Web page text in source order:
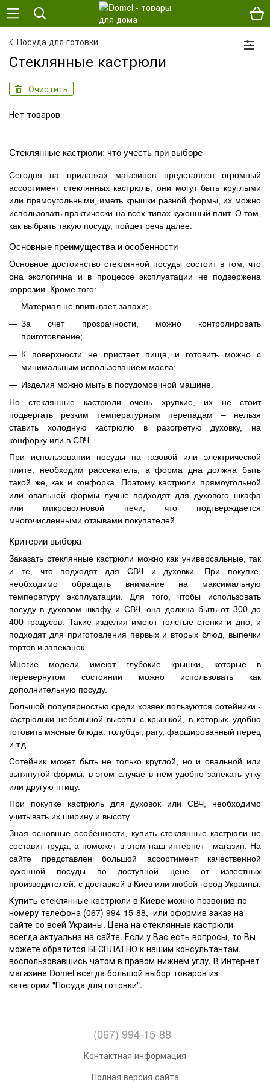
Посуда для готовки
Стеклянные кастрюли
Очистить
Нет товаров
Стеклянные кастрюли: что учесть при выборе
Сегодня на прилавках магазинов представлен огромный
ассортимент стеклянных кастрюль, они могут быть круглыми
или прямоугольными, иметь крышки разной формы, их можно
использовать практически на всех типах кухонный плит. О том,
как выбрать такую посуду, пойдет речь далее.
Основные преимущества и особенности
Основное достоинство стеклянной посуды состоит в том, что
она экологична и в процессе эксплуатации не подвержена
коррозии. Кроме того:
Материал не впитывает запахи;
За счет прозрачности, можно контролировать
приготовление;
К поверхности не пристает пища, и готовить можно с
минимальным использованием масла;
Изделия можно мыть в посудомоечной машине.
Но стеклянные кастрюли очень хрупкие, их не стоит
подвергать резким температурным перепадам – нельзя
ставить холодную кастрюлю в разогретую духовку, на
конфорку или в СВЧ.
При использовании посуды на газовой или электрической
плите, необходим рассекатель, а форма дна должна быть
такой же, как и конфорка. Поэтому кастрюли прямоугольной
или овальной формы лучше подходят для духового шкафа
или микроволновой печи, что подтверждается
многочисленными отзывами покупателей.
Критерии выбора
Заказать стеклянные кастрюли можно как универсальные, так
и те, что подходят для СВЧ и духовки. При покупке,
необходимо обращать внимание на максимальную
температуру эксплуатации. Для того, чтобы использовать
посуду в духовом шкафу и СВЧ, она должна быть от 300 до
400 градусов. Такие изделия имеют толстые стенки и дно, и
подходят для приготовления первых и вторых блюд, выпечки
тортов и запеканок.
Многие модели имеют глубокие крышки, которые в
перевернутом состоянии можно использовать как
дополнительную посуду.
Большой популярностью среди хозяек пользуются сотейники -
кастрюльки небольшой высоты с крышкой, в которых удобно
готовить мясные блюда: голубцы, рагу, фаршированный перец
и т.д.
Сотейник может быть не только круглой, но и овальной или
вытянутой формы, в этом случае в нем удобно запекать утку
или другую птицу.
При покупке кастрюль для духовок или СВЧ, необходимо
учитывать их ширину и высоту.
Зная основные особенности, купить стеклянные кастрюли не
составит труда, а поможет в этом наш интернет—магазин. На
сайте представлен большой ассортимент качественной
кухонной посуды по доступной цене от известных
производителей, с доставкой в Киев или любой город Украины.
Купить стеклянные кастрюли в Киеве можно позвонив по
номеру телефона (067) 994-15-88, или оформив заказ на
сайте со всей Украины. Цена на стеклянные кастрюли
всегда актуальна на сайте. Если у Вас есть вопросы, то Вы
можете обратится БЕСПЛАТНО к нашим консультантам,
воспользовавшись чатом в правом нижнем углу. В Интернет
магазине Domel всегда большой выбор товаров из
категории "Посуда для готовки".
(067) 994-15-88
Контактная информация
Полная версия сайта